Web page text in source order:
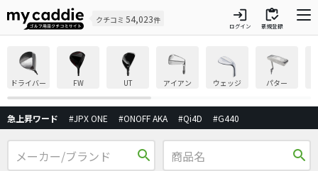
クチコミ 54,023件 login
ログイン
inventory
新規登録
ドライバー FW UT アイアン ウェッジ パター
急上昇ワード #JPX ONE #ONOFF AKA #Qi4D #G440
search search